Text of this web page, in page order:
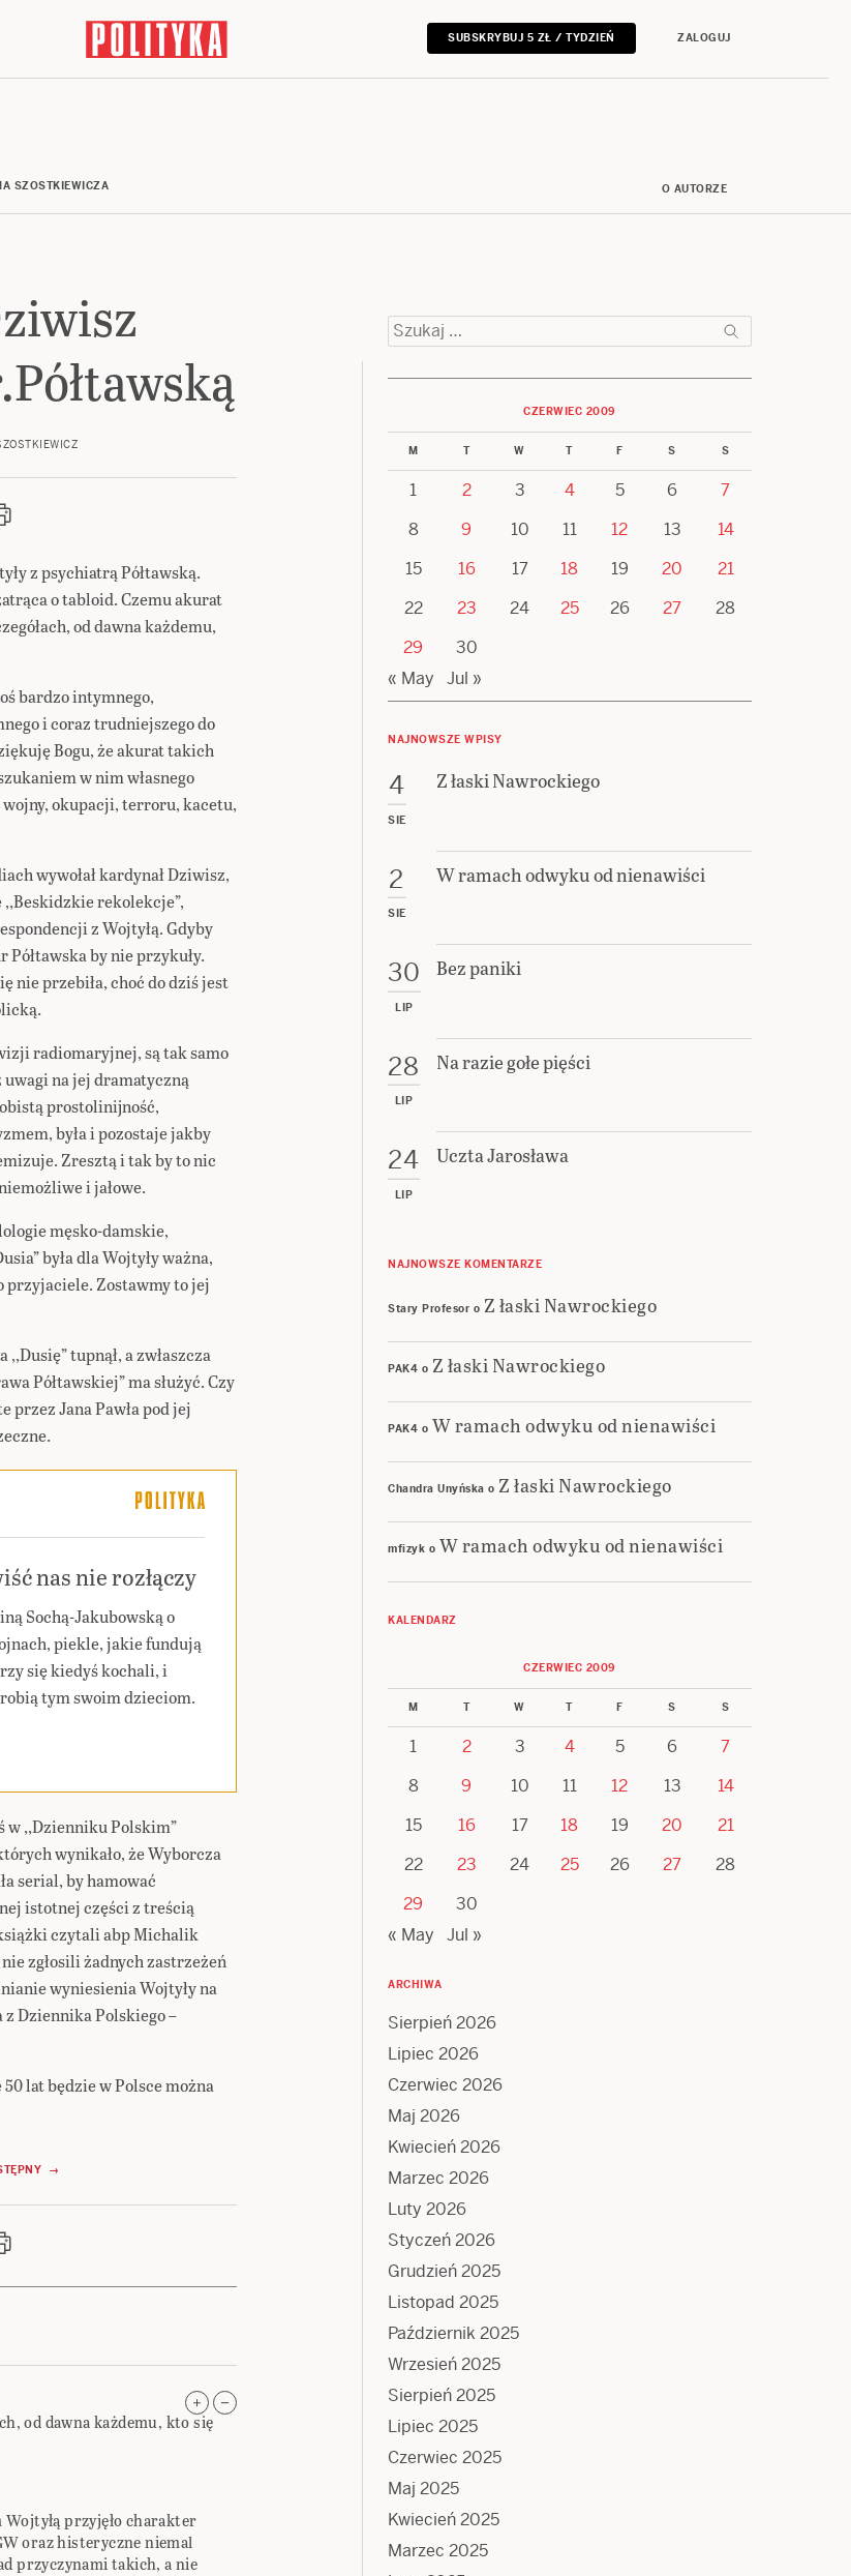
SUBSKRYBUJ 5 ZŁ / TYDZIEŃ ZALOGUJ
SZOSTKIEWICZA O AUTORZE
z psychiatrą Półtawską.
o tabloid. Czemu akurat
od dawna każdemu,
bardzo intymnego,
i coraz trudniejszego do
Bogu, że akurat takich
w nim własnego
wojny, okupacji, terroru, kacetu,
wywołał kardynał Dziwisz,
rekolekcje”,
z Wojtyłą. Gdyby
by nie przykuły.
nie przebiła, choć do dziś jest
radiomaryjnej, są tak samo
na jej dramatyczną
prostolinijność,
była i pozostaje jakby
Zresztą i tak by to nic
i jałowe.
męsko-damskie,
była dla Wojtyły ważna,
przyjaciele. Zostawmy to jej
tupnął, a zwłaszcza
Półtawskiej” ma służyć. Czy
przez Jana Pawła pod jej
nas nie rozłączy
Sochą-Jakubowską o
piekle, jakie fundują
się kiedyś kochali, i
tym swoim dzieciom.
w ,,Dzienniku Polskim”
wynikało, że Wyborcza
serial, by hamować
istotnej części z treścią
czytali abp Michalik
zgłosili żadnych zastrzeżeń
wyniesienia Wojtyły na
Dziennika Polskiego –
lat będzie w Polsce można
→
od dawna każdemu, kto się
przyjęło charakter
oraz histeryczne niemal
przyczynami takich, a nie
Szukaj:
CZERWIEC 2009
M T W T F S S
1 2 3 4 5 6
7
8
9 10 11 12 13
14
15
16 17 18 19 20
21
22
23 24 25 26 27
28
29
30
« May
Jul »
NAJNOWSZE WPISY
4
SIE
Z łaski Nawrockiego
2
SIE
W ramach odwyku od nienawiści
30
LIP
Bez paniki
28
LIP
Na razie gołe pięści
24
LIP
Uczta Jarosława
NAJNOWSZE KOMENTARZE
Stary Profesor o Z łaski Nawrockiego
PAK4 o Z łaski Nawrockiego
PAK4 o W ramach odwyku od nienawiści
Chandra Unyńska o Z łaski Nawrockiego
mfizyk o W ramach odwyku od nienawiści
KALENDARZ
CZERWIEC 2009
M T W T F S S
1 2 3 4 5 6
7
8
9 10 11 12 13
14
15
16 17 18 19 20
21
22
23 24 25 26 27
28
29
30
« May
Jul »
ARCHIWA
Sierpień 2026
Lipiec 2026
Czerwiec 2026
Maj 2026
Kwiecień 2026
Marzec 2026
Luty 2026
Styczeń 2026
Grudzień 2025
Listopad 2025
Październik 2025
Wrzesień 2025
Sierpień 2025
Lipiec 2025
Czerwiec 2025
Maj 2025
Kwiecień 2025
Marzec 2025